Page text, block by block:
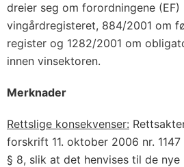
dreier seg om forordningene (EF)
vingårdregisteret, 884/2001 om
register og 1282/2001 om
innen vinsektoren.
Merknader
Rettslige konsekvenser:
forskrift 11. oktober 2006 nr.
§ 8, slik at det henvises til de nye